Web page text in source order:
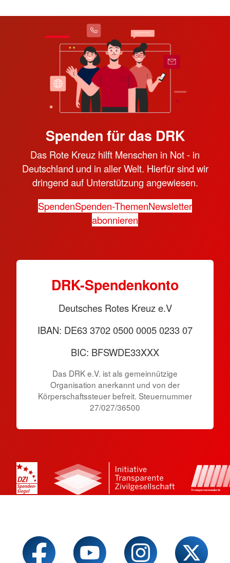
Spenden für das DRK
Das Rote Kreuz hilft Menschen in Not - in
Deutschland und in aller Welt. Hierfür sind wir
dringend auf Unterstützung angewiesen.
SpendenSpenden-ThemenNewsletter
abonnieren
DRK-Spendenkonto
Deutsches Rotes Kreuz e.V
IBAN: DE63 3702 0500 0005 0233 07
BIC: BFSWDE33XXX
Das DRK e.V. ist als gemeinnützige
Organisation anerkannt und von der
Körperschaftssteuer befreit. Steuernummer
27/027/36500